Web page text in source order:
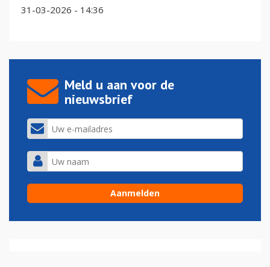
31-03-2026 - 14:36
Meld u aan voor de
nieuwsbrief